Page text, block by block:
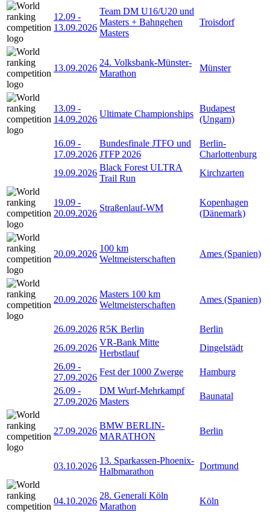
12.09 -
13.09.2026
Team DM U16/U20 und
Masters + Bahngehen
Masters
Troisdorf
13.09.2026
24. Volksbank-Münster-
Marathon
Münster
13.09 -
14.09.2026
Ultimate Championships
Budapest
(Ungarn)
16.09 -
17.09.2026
Bundesfinale JTFO und
JTFP 2026
Berlin-
Charlottenburg
19.09.2026
Black Forest ULTRA
Trail Run
Kirchzarten
19.09 -
20.09.2026
Straßenlauf-WM
Kopenhagen
(Dänemark)
20.09.2026
100 km
Weltmeisterschaften
Ames (Spanien)
20.09.2026
Masters 100 km
Weltmeisterschaften
Ames (Spanien)
26.09.2026 R5K Berlin
Berlin
26.09.2026
VR-Bank Mitte
Herbstlauf
Dingelstädt
26.09 -
27.09.2026
Fest der 1000 Zwerge
Hamburg
26.09 -
27.09.2026
DM Wurf-Mehrkampf
Masters
Baunatal
27.09.2026
BMW BERLIN-
MARATHON
Berlin
03.10.2026
13. Sparkassen-Phoenix-
Halbmarathon
Dortmund
04.10.2026
28. Generali Köln
Marathon
Köln